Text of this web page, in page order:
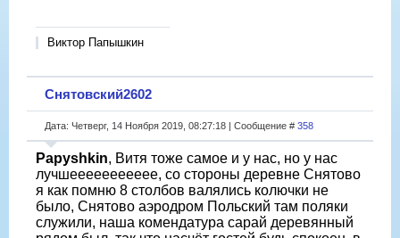
Виктор Папышкин
Снятовский2602
Дата: Четверг, 14 Ноября 2019, 08:27:18 | Сообщение # 358
Papyshkin, Витя тоже самое и у нас, но у нас
лучшеееееееееее, со стороны деревне Снятово
я как помню 8 столбов валялись колючки не
было, Снятово аэродром Польский там поляки
служили, наша комендатура сарай деревянный